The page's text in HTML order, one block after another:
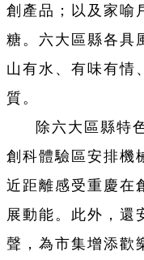
創產品；以及家喻
糖。六大區縣各具
山有水、有味有情
質。
除六大區縣特
創科體驗區安排機
近距離感受重慶在
展動能。此外，還
聲，為市集增添歡